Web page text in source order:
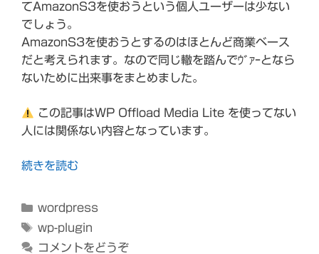
てAmazonS3を使おうという個人ユーザーは少ない
でしょう。
AmazonS3を使おうとするのはほとんど商業ベース
だと考えられます。なので同じ轍を踏んでｳﾞｧｰとなら
ないために出来事をまとめました。
この記事はWP Offload Media Lite を使ってない
人には関係ない内容となっています。
続きを読む
カ
テ
wordpress
タ
グ
wp-plugin
コメントをどうぞ